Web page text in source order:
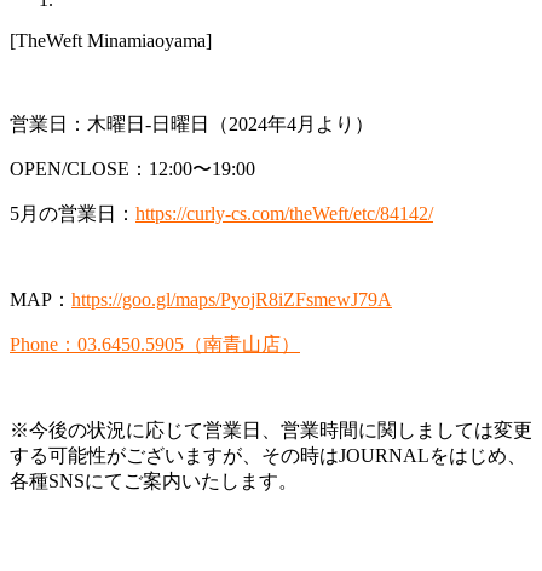
[TheWeft Minamiaoyama]
営業日：木曜日-日曜日（2024年4月より）
OPEN/CLOSE：12:00〜19:00
5月の営業日： https://curly-cs.com/theWeft/etc/84142/
MAP： https://goo.gl/maps/PyojR8iZFsmewJ79A
Phone：03.6450.5905（南青山店）
※今後の状況に応じて営業日、営業時間に関しましては変更
する可能性がございますが、その時はJOURNALをはじめ、
各種SNSにてご案内いたします。